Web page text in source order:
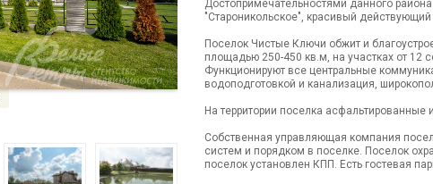
Достопримечательностями данного
"Староникольское", красивый действующий
Поселок Чистые Ключи обжит и
площадью 250-450 кв.м, на участках от 12
Функционируют все центральные
водоподготовкой и канализация,
На территории поселка
Собственная управляющая компания
систем и порядком в поселке. Поселок
поселок установлен КПП. Есть гостевая